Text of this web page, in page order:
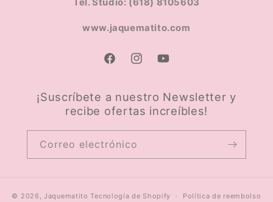
www.jaquematito.com
FacebookInstagramYouTube
¡Suscríbete a nuestro Newsletter y
recibe ofertas increíbles!
Correo electrónico
© 2026,Jaquematito Tecnología de Shopify Política de reembolso